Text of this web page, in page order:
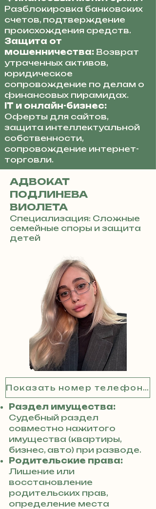
Разблокировка банковских
счетов, подтверждение
происхождения средств.
Защита от
мошенничества: Возврат
утраченных активов,
юридическое
сопровождение по делам о
финансовых пирамидах.
IT и онлайн-бизнес:
Оферты для сайтов,
защита интеллектуальной
собственности,
сопровождение интернет-
торговли.
АДВОКАТ
ПОДЛИНЕВА
ВИОЛЕТА
Специализация: Сложные
семейные споры и защита
детей
Показать номер телефона
Раздел имущества:
Судебный раздел
совместно нажитого
имущества (квартиры,
бизнес, авто) при разводе.
Родительские права:
Лишение или
восстановление
родительских прав,
определение места